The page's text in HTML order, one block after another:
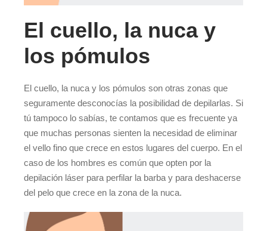
El cuello, la nuca y
los pómulos
El cuello, la nuca y los pómulos son otras zonas que
seguramente desconocías la posibilidad de depilarlas. Si
tú tampoco lo sabías, te contamos que es frecuente ya
que muchas personas sienten la necesidad de eliminar
el vello fino que crece en estos lugares del cuerpo. En el
caso de los hombres es común que opten por la
depilación láser para perfilar la barba y para deshacerse
del pelo que crece en la zona de la nuca.